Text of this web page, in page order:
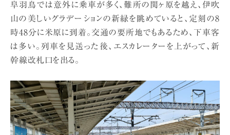
阜羽鳥では意外に乗車が多く、難所の関ヶ原を越え、伊吹
山の美しいグラデーションの新緑を眺めていると、定刻の8
時48分に米原に到着。交通の要所地でもあるため、下車客
は多い。列車を見送った後、エスカレーターを上がって、新
幹線改札口を出る。